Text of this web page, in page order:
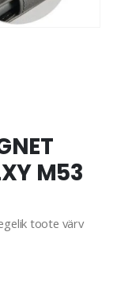
M53
toote värv